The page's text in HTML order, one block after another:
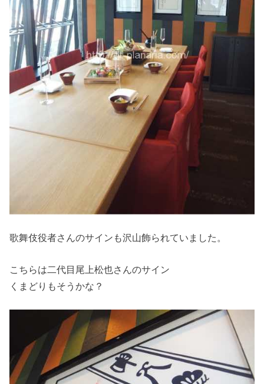
歌舞伎役者さんのサインも沢山飾られていました。
こちらは二代目尾上松也さんのサイン
くまどりもそうかな？